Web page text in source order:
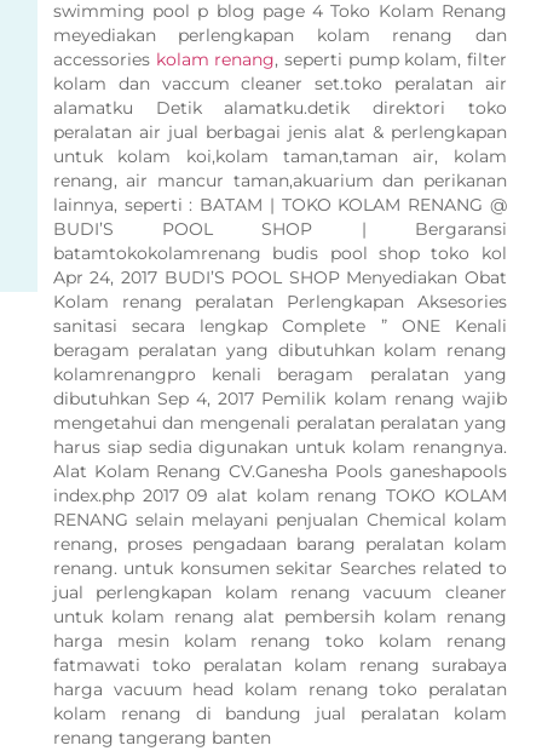
swimming pool p blog page 4 Toko Kolam Renang
meyediakan perlengkapan kolam renang dan
accessories kolam renang, seperti pump kolam, filter
kolam dan vaccum cleaner set.toko peralatan air
alamatku Detik alamatku.detik direktori toko
peralatan air jual berbagai jenis alat & perlengkapan
untuk kolam koi,kolam taman,taman air, kolam
renang, air mancur taman,akuarium dan perikanan
lainnya, seperti : BATAM | TOKO KOLAM RENANG @
BUDI’S POOL SHOP | Bergaransi
batamtokokolamrenang budis pool shop toko kol
Apr 24, 2017 BUDI’S POOL SHOP Menyediakan Obat
Kolam renang peralatan Perlengkapan Aksesories
sanitasi secara lengkap Complete ” ONE Kenali
beragam peralatan yang dibutuhkan kolam renang
kolamrenangpro kenali beragam peralatan yang
dibutuhkan Sep 4, 2017 Pemilik kolam renang wajib
mengetahui dan mengenali peralatan peralatan yang
harus siap sedia digunakan untuk kolam renangnya.
Alat Kolam Renang CV.Ganesha Pools ganeshapools
index.php 2017 09 alat kolam renang TOKO KOLAM
RENANG selain melayani penjualan Chemical kolam
renang, proses pengadaan barang peralatan kolam
renang. untuk konsumen sekitar Searches related to
jual perlengkapan kolam renang vacuum cleaner
untuk kolam renang alat pembersih kolam renang
harga mesin kolam renang toko kolam renang
fatmawati toko peralatan kolam renang surabaya
harga vacuum head kolam renang toko peralatan
kolam renang di bandung jual peralatan kolam
renang tangerang banten